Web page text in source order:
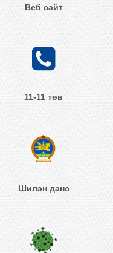
Веб сайт
11-11 төв
Шилэн данс